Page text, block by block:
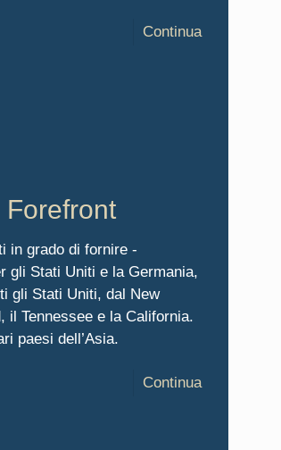
Continua
in grado di fornire -
gli Stati Uniti e la Germania,
gli Stati Uniti, dal New
il Tennessee e la California.
paesi dell’Asia.
Continua